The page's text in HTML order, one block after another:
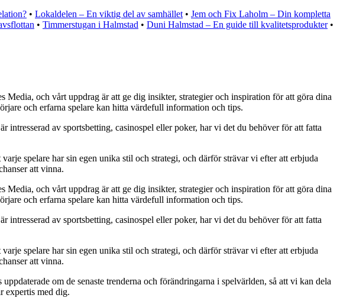
• Lokaldelen – En viktig del av samhället • Jem och Fix Laholm – Din kompletta
• Timmerstugan i Halmstad • Duni Halmstad – En guide till kvalitetsprodukter•
och vårt uppdrag är att ge dig insikter, strategier och inspiration för att göra dina
och erfarna spelare kan hitta värdefull information och tips.
av sportsbetting, casinospel eller poker, har vi det du behöver för att fatta
spelare har sin egen unika stil och strategi, och därför strävar vi efter att erbjuda
att vinna.
och vårt uppdrag är att ge dig insikter, strategier och inspiration för att göra dina
och erfarna spelare kan hitta värdefull information och tips.
av sportsbetting, casinospel eller poker, har vi det du behöver för att fatta
spelare har sin egen unika stil och strategi, och därför strävar vi efter att erbjuda
att vinna.
om de senaste trenderna och förändringarna i spelvärlden, så att vi kan dela
expertis med dig.